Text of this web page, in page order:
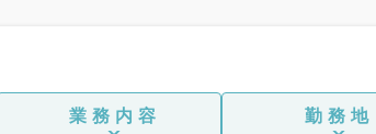
業務内容 勤務地